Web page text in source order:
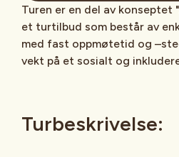
Turen er en del av konseptet
et turtilbud som består av
med fast oppmøtetid og
vekt på et sosialt og
Turbeskrivelse: